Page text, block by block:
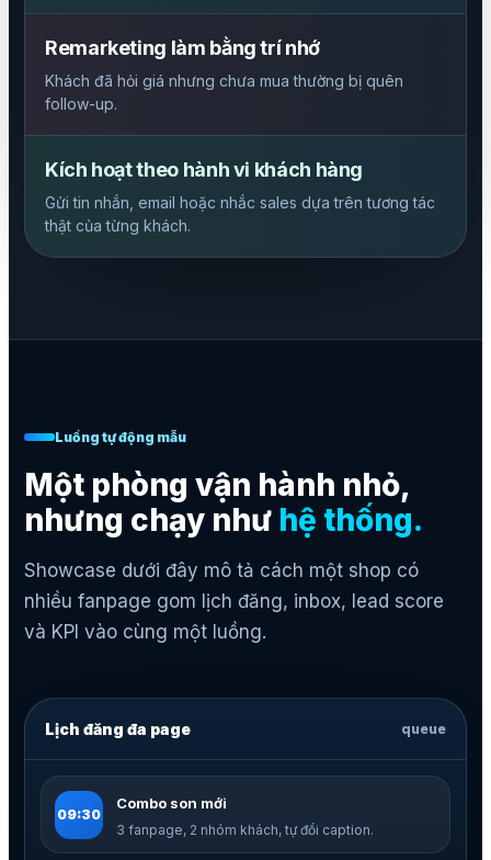
Remarketing làm bằng trí nhớ
Khách đã hỏi giá nhưng chưa mua thường bị quên
follow-up.
Kích hoạt theo hành vi khách hàng
Gửi tin nhắn, email hoặc nhắc sales dựa trên tương tác
thật của từng khách.
Luồng tự động mẫu
Một phòng vận hành nhỏ,
nhưng chạy như hệ thống.
Showcase dưới đây mô tả cách một shop có
nhiều fanpage gom lịch đăng, inbox, lead score
và KPI vào cùng một luồng.
Lịch đăng đa page queue
09:30
Combo son mới
3 fanpage, 2 nhóm khách, tự đổi caption.